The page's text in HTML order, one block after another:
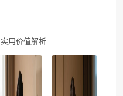
用价值解析